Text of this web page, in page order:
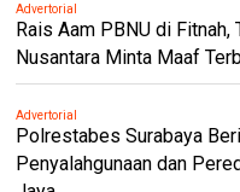
Advertorial
Rais Aam PBNU di
Nusantara Minta Maaf
Advertorial
Polrestabes Surabaya
Penyalahgunaan dan